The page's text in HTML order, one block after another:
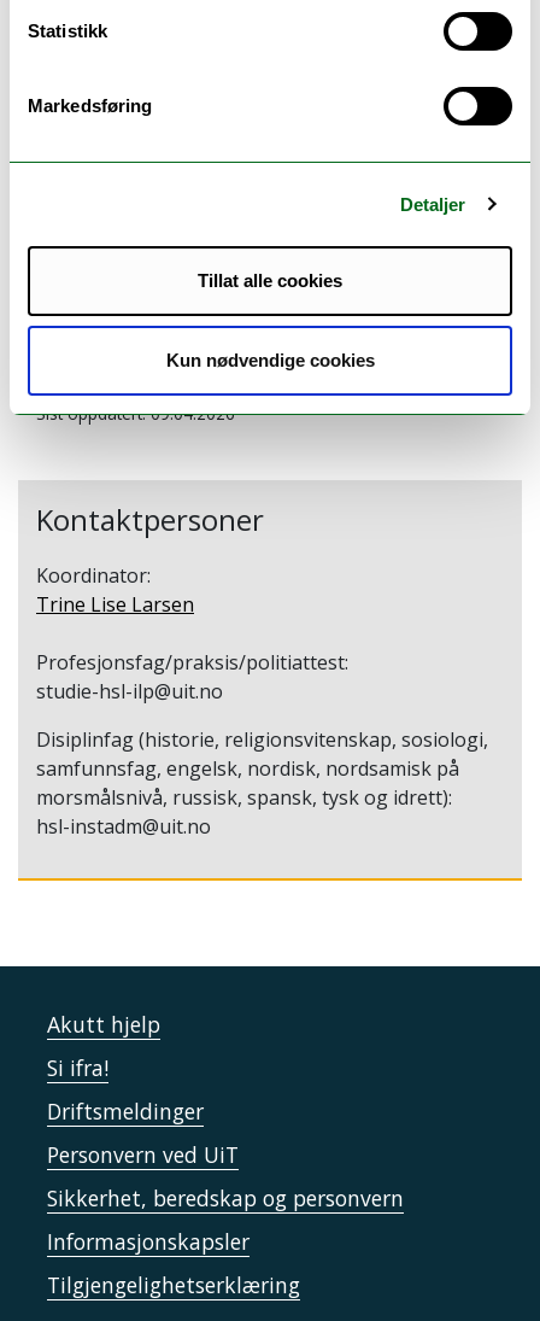
Statistikk
Markedsføring
Detaljer
Tillat alle cookies
Kun nødvendige cookies
Høsten 2021
Våren 2021
Ansvarlig for siden:Trine Lise Larsen
Sist oppdatert: 09.04.2026
Kontaktpersoner
Koordinator:
Trine Lise Larsen
Profesjonsfag/praksis/politiattest:
studie-hsl-ilp@uit.no
Disiplinfag (historie, religionsvitenskap, sosiologi,
samfunnsfag, engelsk, nordisk, nordsamisk på
morsmålsnivå, russisk, spansk, tysk og idrett):
hsl-instadm@uit.no
Akutt hjelp
Si ifra!
Driftsmeldinger
Personvern ved UiT
Sikkerhet, beredskap og personvern
Informasjonskapsler
Tilgjengelighetserklæring